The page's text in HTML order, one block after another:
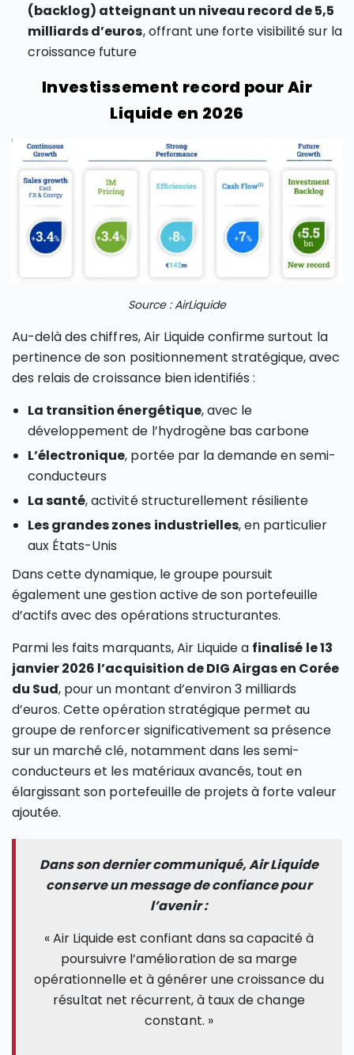
(backlog) atteignant un niveau record de 5,5
milliards d’euros, offrant une forte visibilité sur la
croissance future
Investissement record pour Air
Liquide en 2026
Source : AirLiquide
Au-delà des chiffres, Air Liquide confirme surtout la
pertinence de son positionnement stratégique, avec
des relais de croissance bien identifiés :
La transition énergétique, avec le
développement de l’hydrogène bas carbone
L’électronique, portée par la demande en semi-
conducteurs
La santé, activité structurellement résiliente
Les grandes zones industrielles, en particulier
aux États-Unis
Dans cette dynamique, le groupe poursuit
également une gestion active de son portefeuille
d’actifs avec des opérations structurantes.
Parmi les faits marquants, Air Liquide a finalisé le 13
janvier 2026 l’acquisition de DIG Airgas en Corée
du Sud, pour un montant d’environ 3 milliards
d’euros. Cette opération stratégique permet au
groupe de renforcer significativement sa présence
sur un marché clé, notamment dans les semi-
conducteurs et les matériaux avancés, tout en
élargissant son portefeuille de projets à forte valeur
ajoutée.
Dans son dernier communiqué, Air Liquide
conserve un message de confiance pour
l’avenir :
« Air Liquide est confiant dans sa capacité à
poursuivre l’amélioration de sa marge
opérationnelle et à générer une croissance du
résultat net récurrent, à taux de change
constant. »